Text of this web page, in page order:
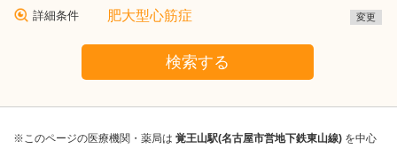
詳細条件 肥大型心筋症 変更
検索する
※このページの医療機関・薬局は 覚王山駅(名古屋市営地下鉄東山線) を中心